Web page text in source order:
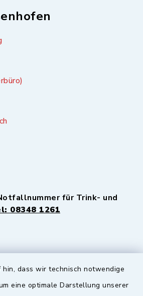
dass wir technisch notwendige
eine optimale Darstellung unserer
für Trink- und
08348 1261
Kontakt